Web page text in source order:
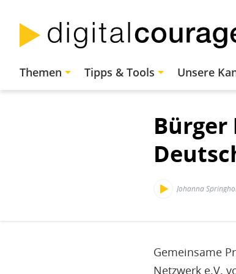
zum
Inhalt
Hauptnavigation
Themen Tipps & Tools Unsere
Johanna
Gemeinsame
Netzwerk e.V.